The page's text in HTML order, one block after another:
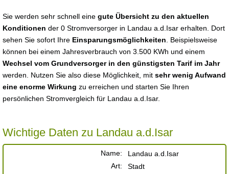
Sie werden sehr schnell eine gute Übersicht zu den aktuellen
Konditionen der 0 Stromversorger in Landau a.d.Isar erhalten. Dort
sehen Sie sofort Ihre Einsparungsmöglichkeiten . Beispielsweise
können bei einem Jahresverbrauch von 3.500 KWh und einem
Wechsel vom Grundversorger in den günstigsten Tarif im Jahr
werden. Nutzen Sie also diese Möglichkeit, mit sehr wenig Aufwand
eine enorme Wirkung zu erreichen und starten Sie Ihren
persönlichen Stromvergleich für Landau a.d.Isar.
Wichtige Daten zu Landau a.d.Isar
Name:
Landau a.d.Isar
Art:
Stadt